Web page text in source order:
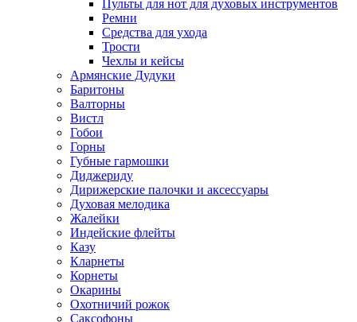
Пульты для нот для духовых инструментов
Ремни
Средства для ухода
Трости
Чехлы и кейсы
Армянские Дудуки
Баритоны
Валторны
Вистл
Гобои
Горны
Губные гармошки
Диджериду
Дирижерские палочки и аксессуары
Духовая мелодика
Жалейки
Индейские флейты
Казу
Кларнеты
Корнеты
Окарины
Охотничий рожок
Саксофоны